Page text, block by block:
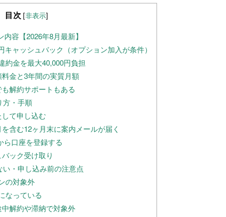
目次 [非表示]
容【2026年8月最新】
キャッシュバック（オプション加入が条件）
金を最大40,000円負担
金と3年間の実質月額
解約サポートもある
方・手順
て申し込む
含む12ヶ月末に案内メールが届く
口座を登録する
ック受け取り
・申し込み前の注意点
の対象外
なっている
解約や滞納で対象外